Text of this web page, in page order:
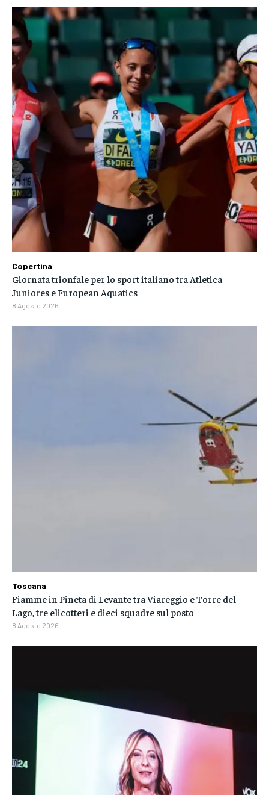
Copertina
Giornata trionfale per lo sport italiano tra Atletica
Juniores e European Aquatics
8 Agosto 2026
Toscana
Fiamme in Pineta di Levante tra Viareggio e Torre del
Lago, tre elicotteri e dieci squadre sul posto
8 Agosto 2026